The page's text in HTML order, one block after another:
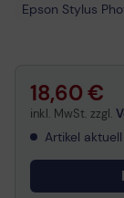
Epson Stylus
18,60 €
inkl. MwSt. zzgl.
Artikel